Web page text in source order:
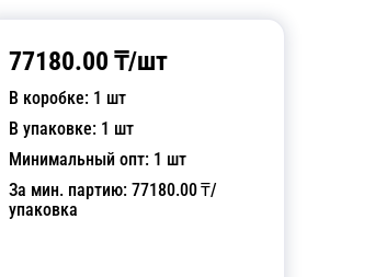
77180.00 ₸/шт
В коробке: 1 шт
В упаковке: 1 шт
Минимальный опт: 1 шт
За мин. партию: 77180.00₸/
упаковка